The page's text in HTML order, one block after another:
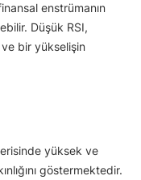
enstrümanın
Düşük RSI,
bir yükselişin
yüksek ve
göstermektedir.